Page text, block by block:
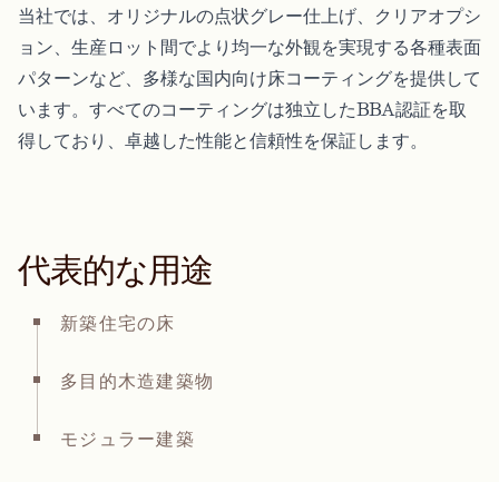
当社では、オリジナルの点状グレー仕上げ、クリアオプシ
ョン、生産ロット間でより均一な外観を実現する各種表面
パターンなど、多様な国内向け床コーティングを提供して
います。すべてのコーティングは独立したBBA認証を取
得しており、卓越した性能と信頼性を保証します。
代表的な用途
新築住宅の床
多目的木造建築物
モジュラー建築